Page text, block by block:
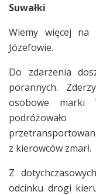
Suwałki
Wiemy więcej
Józefowie.
Do zdarzenia
porannych.
osobowe marki
z kierowców zmarł.
Z
odcinku drogi